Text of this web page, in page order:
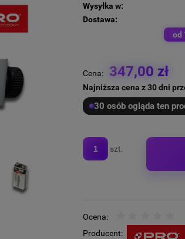
Wysyłka w:
Dostawa:
od
Cena: 347,00 zł
Najniższa cena z 30 dni
30 osób ogląda ten
szt.
Ocena:
Producent: